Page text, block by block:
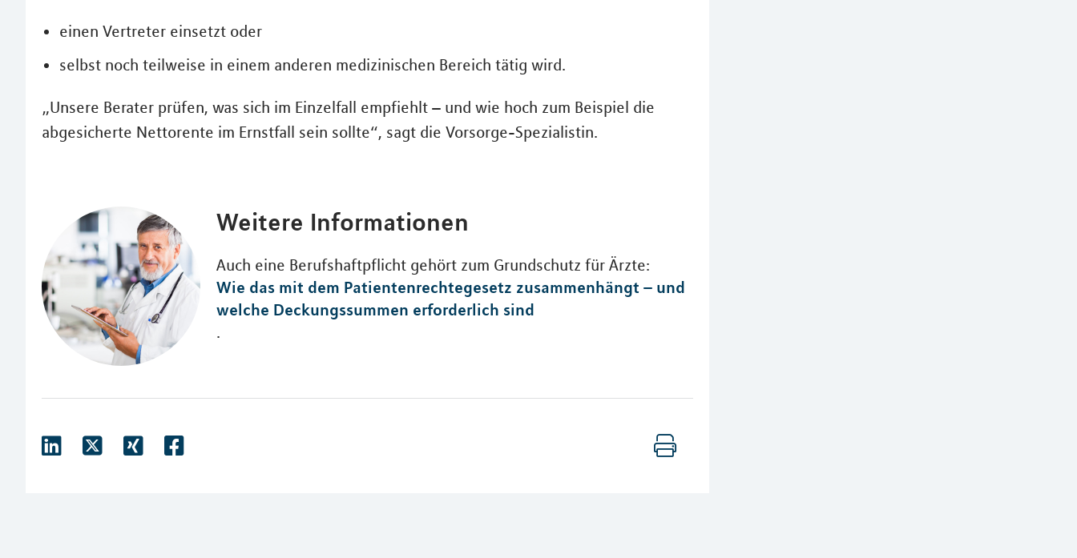
einen Vertreter einsetzt oder
selbst noch teilweise in einem anderen medizinischen Bereich tätig wird.
„Unsere Berater prüfen, was sich im Einzelfall empfiehlt – und wie hoch zum Beispiel die
abgesicherte Nettorente im Ernstfall sein sollte“, sagt die Vorsorge-Spezialistin.
Weitere Informationen
Auch eine Berufshaftpflicht gehört zum Grundschutz für Ärzte:
Wie das mit dem Patientenrechtegesetz zusammenhängt – und
welche Deckungssummen erforderlich sind
.